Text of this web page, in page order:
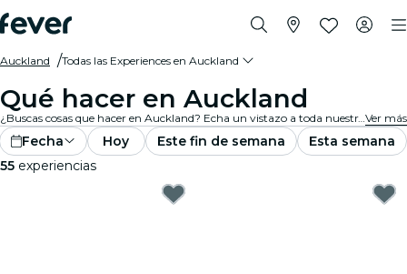
Auckland Todas las Experiences en Auckland
Qué hacer en Auckland
¿Buscas cosas que hacer en Auckland? Echa un vistazo a toda nuestra selección y encuentra las mejores experiences y actividades que se ofrecen actualmente en la ciudad.Ver más
Fecha Hoy Este fin de semana
Esta semana
55 experiencias